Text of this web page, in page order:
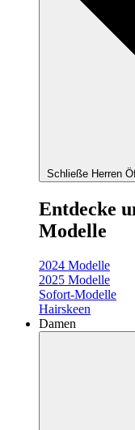
Schließe Herren
Entdecke
Modelle
2024 Modelle
2025 Modelle
Sofort-Modelle
Hairskeen
Damen